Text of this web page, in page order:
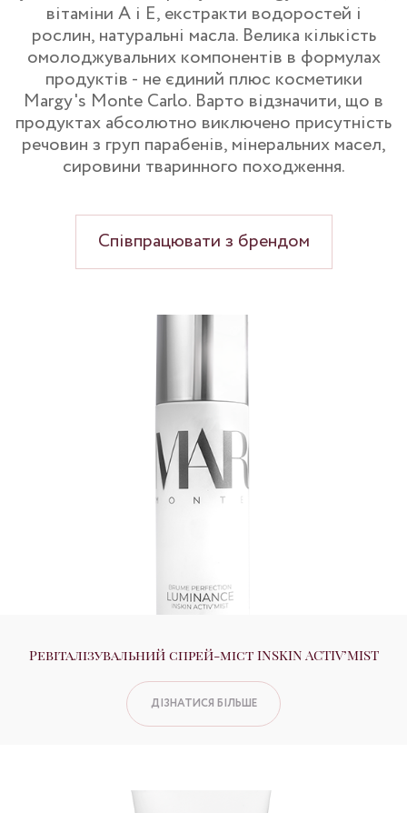
вітаміни А і Е, екстракти водоростей і
рослин, натуральні масла. Велика кількість
омолоджувальних компонентів в формулах
продуктів - не єдиний плюс косметики
Margy's Monte Carlo. Варто відзначити, що в
продуктах абсолютно виключено присутність
речовин з груп парабенів, мінеральних масел,
сировини тваринного походження.
Співпрацювати з брендом
Ревіталізувальний спрей-міст INSKIN ACTIV’MIST
ДІЗНАТИСЯ БІЛЬШЕ